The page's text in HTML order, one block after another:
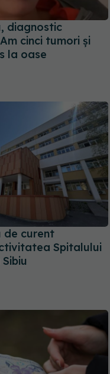
diagnostic
cinci tumori și
la oase
de curent
Spitalului